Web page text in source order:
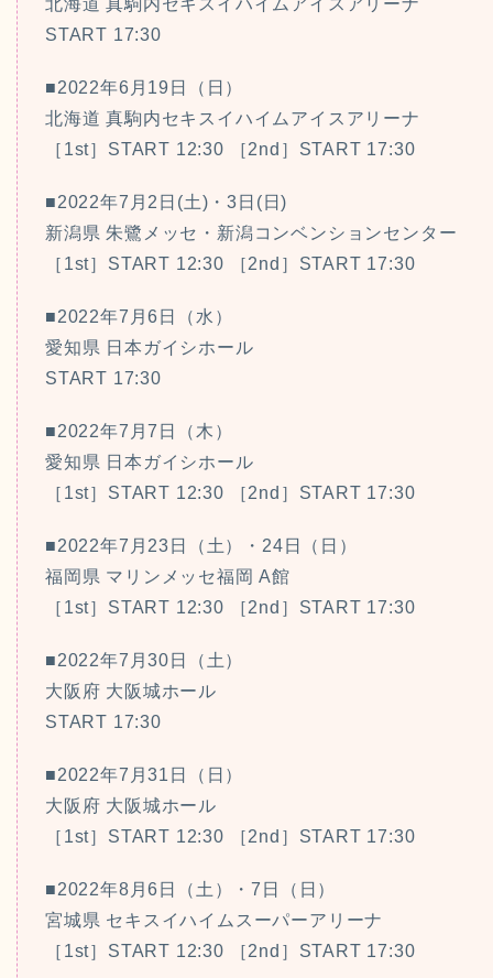
北海道 真駒内セキスイハイムアイスアリーナ
START 17:30
■2022年6月19日（日）
北海道 真駒内セキスイハイムアイスアリーナ
［1st］START 12:30 ［2nd］START 17:30
■2022年7月2日(土)・3日(日)
新潟県 朱鷺メッセ・新潟コンベンションセンター
［1st］START 12:30 ［2nd］START 17:30
■2022年7月6日（水）
愛知県 日本ガイシホール
START 17:30
■2022年7月7日（木）
愛知県 日本ガイシホール
［1st］START 12:30 ［2nd］START 17:30
■2022年7月23日（土）・24日（日）
福岡県 マリンメッセ福岡 A館
［1st］START 12:30 ［2nd］START 17:30
■2022年7月30日（土）
大阪府 大阪城ホール
START 17:30
■2022年7月31日（日）
大阪府 大阪城ホール
［1st］START 12:30 ［2nd］START 17:30
■2022年8月6日（土）・7日（日）
宮城県 セキスイハイムスーパーアリーナ
［1st］START 12:30 ［2nd］START 17:30